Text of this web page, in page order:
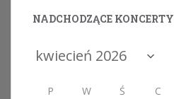
NADCHODZĄCE KONCERTY
P W Ś C